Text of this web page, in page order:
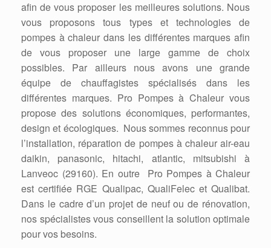
afin de vous proposer les meilleures solutions. Nous
vous proposons tous types et technologies de
pompes à chaleur dans les différentes marques afin
de vous proposer une large gamme de choix
possibles. Par ailleurs nous avons une grande
équipe de chauffagistes spécialisés dans les
différentes marques. Pro Pompes à Chaleur vous
propose des solutions économiques, performantes,
design et écologiques. Nous sommes reconnus pour
l’installation, réparation de pompes à chaleur air-eau
daikin, panasonic, hitachi, atlantic, mitsubishi à
Lanveoc (29160). En outre Pro Pompes à Chaleur
est certifiée RGE Qualipac, QualiFelec et Qualibat.
Dans le cadre d’un projet de neuf ou de rénovation,
nos spécialistes vous conseillent la solution optimale
pour vos besoins.